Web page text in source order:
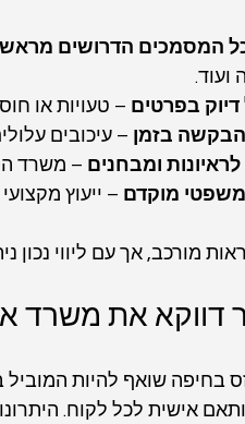
המסמכים הדרושים מראש
ועוד.
דיוק בפרטים – טעויות או
בזמן – עיכובים
לראיונות ומבחנים – משרד
משפטי מוקדם – ייעוץ
מורכב, אך עם ליווי נכון
דווקא את משרד
בחיפה שואף להיות
אישית לכל לקוח.